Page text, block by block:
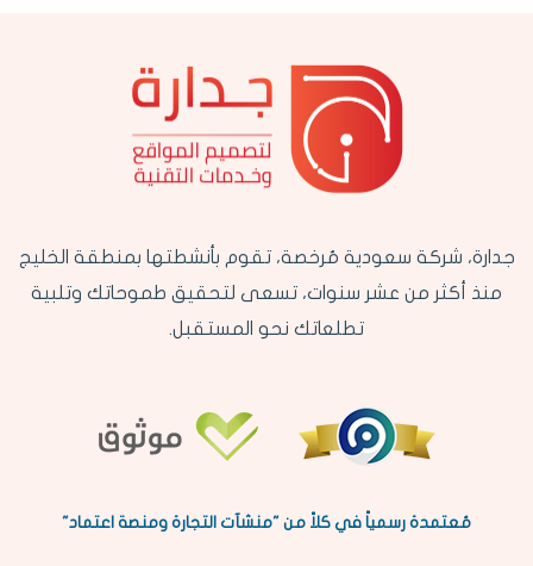
جدارة، شركة سعودية مُرخصة، تقوم بأنشطتها بمنطقة الخليج
منذ أكثر من عشر سنوات، تسعى لتحقيق طموحاتك وتلبية
تطلعاتك نحو المستقبل.
مُعتمدة رسمياً في كلاً من "منشآت التجارة ومنصة اعتماد"